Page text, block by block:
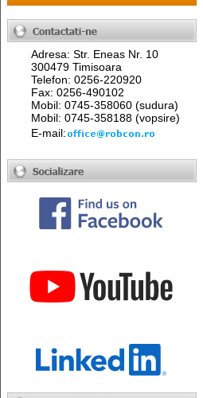
Adresa: Str. Eneas Nr. 10
300479 Timisoara
Telefon: 0256-220920
Fax: 0256-490102
Mobil: 0745-358060 (sudura)
Mobil: 0745-358188 (vopsire)
E-mail: